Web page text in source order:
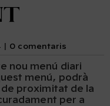
0 comentaris
nou menú diari
menú, podrà
proximitat de la
per a